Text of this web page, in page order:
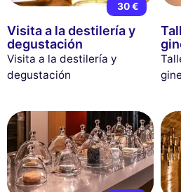
30 €
Visita a la destilería y
degustación
Visita a la destilería y
degustación